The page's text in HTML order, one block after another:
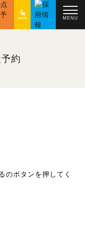
MENU
約
のボタンを押してく